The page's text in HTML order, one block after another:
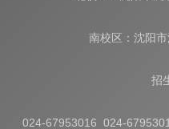
南校区：沈阳
招
024-67953016 024-